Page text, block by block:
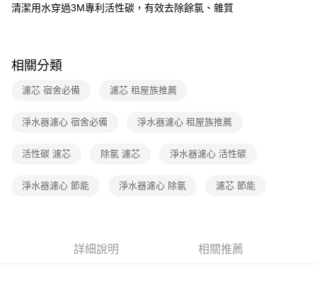
台新國際商業銀行
中國信託商業銀行
相關說明
１．簡單：不需註冊會員、不需綁卡、不需儲值。
２．便利：只要手機號碼，簡訊認證，即可結帳。
３．安心：先確認商品／服務後，再付款。
１．於結帳方式選擇「AFTEE先享後付」後，將跳轉至「AFTEE先享後付」
２．訂單成立數日內，您將收到繳費通知簡訊。
※ 請注意：結帳手續完成當下不需立刻繳費，但若您需要取消訂單，請聯絡
客戶支援中心」https://netprotections.freshdesk.com/support/home
運送方式
宅配
清潔用水穿過3M專利活性碳，有效去除餘氯、雜質
相關分類
濾芯 宿舍必備 濾芯 租屋族推薦
淨水器濾心 宿舍必備 淨水器濾心 租屋族推薦
活性碳 濾芯 除氯 濾芯 淨水器濾心 活性碳
淨水器濾心 節能 淨水器濾心 除氯 濾芯 節能
詳細說明 相關推薦